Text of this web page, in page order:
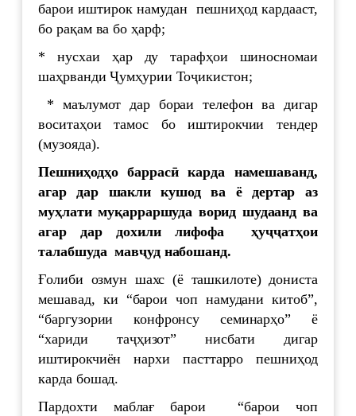
барои иштирок намудан пешниҳод кардааст,
бо рақам ва бо ҳарф;
* нусхаи ҳар ду тарафҳои шиносномаи
шаҳрванди Ҷумҳурии Тоҷикистон;
* маълумот дар бораи телефон ва дигар
воситаҳои тамос бо иштирокчии тендер
(музояда).
Пешниҳодҳо баррасӣ карда намешаванд,
агар
дар шакли кушод ва ё дертар
аз
муҳлати муқарраршуда ворид шудаанд ва
агар
дар дохили лифофа ҳуҷҷатҳои
талабшуда мавҷуд набошанд.
Ғолиби озмун шахс (ё ташкилоте) дониста
мешавад, ки “барои чоп намудани китоб”,
“баргузории конфронсу семинарҳо” ё
“хариди таҷҳизот” нисбати дигар
иштирокчиён нархи пасттарро пешниҳод
карда бошад.
Пардохти маблағ барои “барои чоп